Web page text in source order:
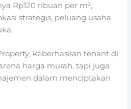
Rp120 ribuan per m²,
strategis, peluang usaha
keberhasilan tenant di
harga murah, tapi juga
dalam menciptakan